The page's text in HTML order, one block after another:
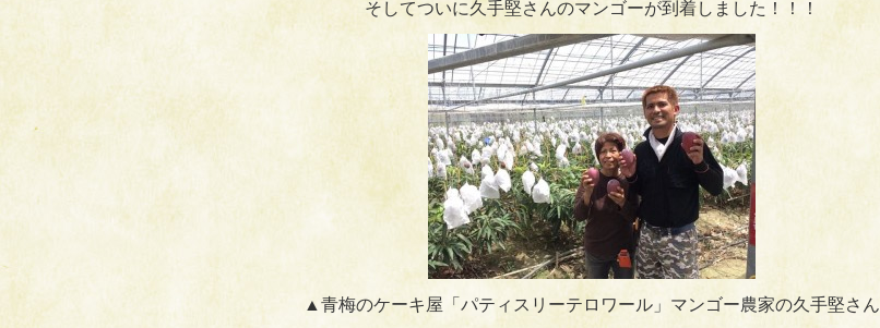
そしてついに久手堅さんのマンゴーが到着しました！！！
▲青梅のケーキ屋「パティスリーテロワール」マンゴー農家の久手堅さん